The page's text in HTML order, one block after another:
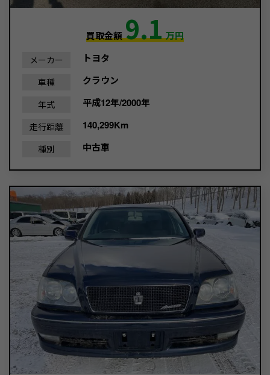
買取金額9.1万円
メーカー トヨタ
車種 クラウン
年式 平成12年/2000年
走行距離 140,299Km
種別 中古車